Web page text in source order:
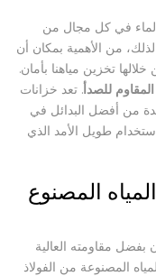
الماء في كل مجال من
لذلك، من الأهمية بمكان أن
تخزين مياهنا بأمان.
للصدأ. تعد خزانات
من أفضل البدائل في
طويل الأمد الذي
المصنوع
بفضل مقاومته العالية
المصنوعة من الفولاذ